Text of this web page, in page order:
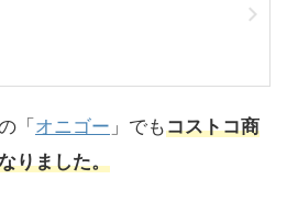
「 オニゴー 」でもコストコ商
りました。